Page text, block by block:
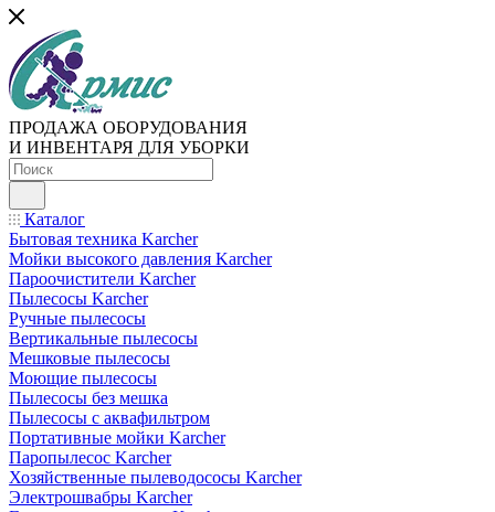
ПРОДАЖА ОБОРУДОВАНИЯ
И ИНВЕНТАРЯ ДЛЯ УБОРКИ
Каталог
Бытовая техника Karcher
Мойки высокого давления Karcher
Пароочистители Karcher
Пылесосы Karcher
Ручные пылесосы
Вертикальные пылесосы
Мешковые пылесосы
Моющие пылесосы
Пылесосы без мешка
Пылесосы с аквафильтром
Портативные мойки Karcher
Паропылесос Karcher
Хозяйственные пылеводососы Karcher
Электрошвабры Karcher